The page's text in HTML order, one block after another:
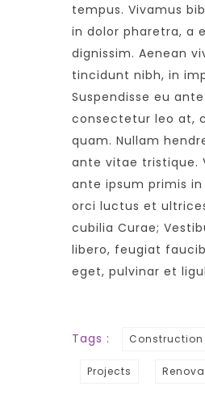
tempus. Vivamus
in dolor pharetra, a
dignissim. Aenean
tincidunt nibh, in
Suspendisse eu
consectetur leo at,
quam. Nullam
ante vitae tristique.
ante ipsum primis
orci luctus et
cubilia Curae;
libero, feugiat
eget, pulvinar et
Tags : Construction
Projects